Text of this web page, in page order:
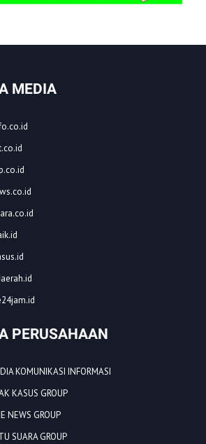
MEDIA
PERUSAHAAN
KOMUNIKASI INFORMASI
KASUS GROUP
NEWS GROUP
SUARA GROUP